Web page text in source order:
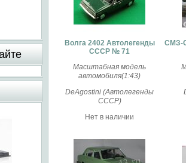
Волга 2402 Автолегенды
СССР № 71
Масштабная модель
автомобиля(1:43)
DeAgostini (Автолегенды
СССР)
Нет в наличии
СМЗ-